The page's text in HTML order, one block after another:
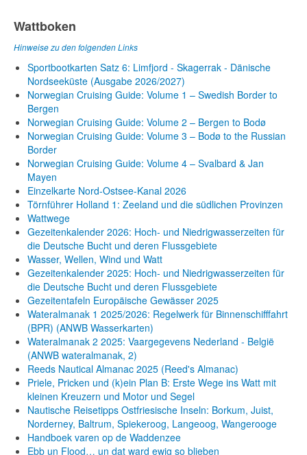
Wattboken
Hinweise zu den folgenden Links
Sportbootkarten Satz 6: Limfjord - Skagerrak - Dänische
Nordseeküste (Ausgabe 2026/2027)
Norwegian Cruising Guide: Volume 1 – Swedish Border to
Bergen
Norwegian Cruising Guide: Volume 2 – Bergen to Bodø
Norwegian Cruising Guide: Volume 3 – Bodø to the Russian
Border
Norwegian Cruising Guide: Volume 4 – Svalbard & Jan
Mayen
Einzelkarte Nord-Ostsee-Kanal 2026
Törnführer Holland 1: Zeeland und die südlichen Provinzen
Wattwege
Gezeitenkalender 2026: Hoch- und Niedrigwasserzeiten für
die Deutsche Bucht und deren Flussgebiete
Wasser, Wellen, Wind und Watt
Gezeitenkalender 2025: Hoch- und Niedrigwasserzeiten für
die Deutsche Bucht und deren Flussgebiete
Gezeitentafeln Europäische Gewässer 2025
Wateralmanak 1 2025/2026: Regelwerk für Binnenschifffahrt
(BPR) (ANWB Wasserkarten)
Wateralmanak 2 2025: Vaargegevens Nederland - België
(ANWB wateralmanak, 2)
Reeds Nautical Almanac 2025 (Reed's Almanac)
Priele, Pricken und (k)ein Plan B: Erste Wege ins Watt mit
kleinen Kreuzern und Motor und Segel
Nautische Reisetipps Ostfriesische Inseln: Borkum, Juist,
Norderney, Baltrum, Spiekeroog, Langeoog, Wangerooge
Handboek varen op de Waddenzee
Ebb un Flood… un dat ward ewig so blieben